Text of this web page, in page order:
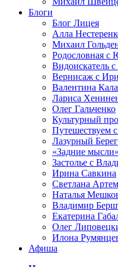
Блоги
Блог Лицея
Алла
Михаил
Родословная с
Видоискатель
Вернисаж с
Валентина
Лариса
Олег Гальченко
Культурный
Путешествуем
Лазурный
«Задние
Застолье с
Ирина Савкина
Светлана
Наталья
Владимир
Екатерина
Олег
Илона
Афиша